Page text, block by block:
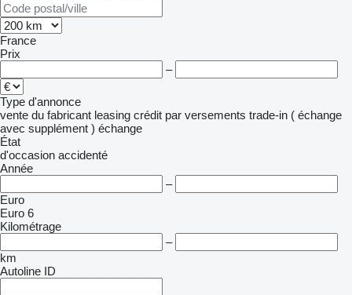
France
Prix
–
Type d'annonce
vente du fabricant leasing crédit par versements trade-in ( échange
avec supplément ) échange
État
d'occasion accidenté
Année
–
Euro
Euro 6
Kilométrage
–
km
Autoline ID